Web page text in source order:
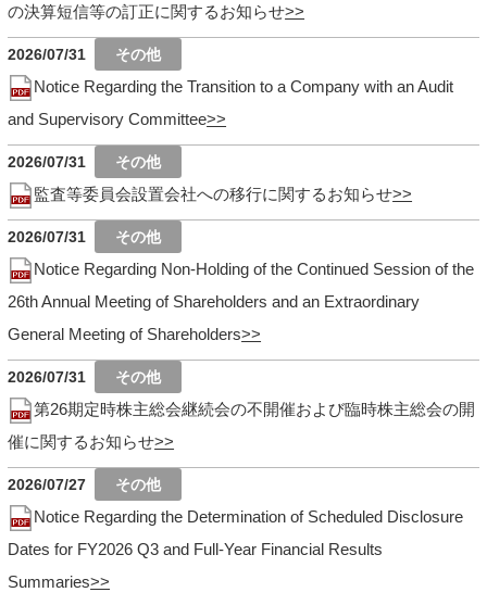
の決算短信等の訂正に関するお知らせ
2026/07/31
Notice Regarding the Transition to a Company with an Audit
and Supervisory Committee
2026/07/31
監査等委員会設置会社への移行に関するお知らせ
2026/07/31
Notice Regarding Non-Holding of the Continued Session of the
26th Annual Meeting of Shareholders and an Extraordinary
General Meeting of Shareholders
2026/07/31
第26期定時株主総会継続会の不開催および臨時株主総会の開
催に関するお知らせ
2026/07/27
Notice Regarding the Determination of Scheduled Disclosure
Dates for FY2026 Q3 and Full-Year Financial Results
Summaries